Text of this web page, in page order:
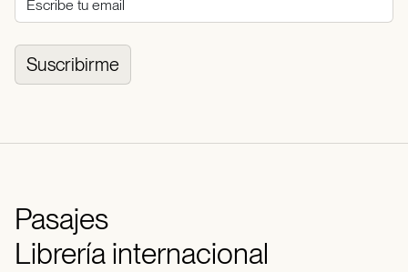
Suscribirme
Pasajes
Librería internacional